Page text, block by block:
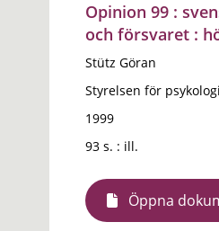
Opinion 99 :
och försvaret :
Stütz Göran
Styrelsen för
1999
93 s. : ill.
Öppna